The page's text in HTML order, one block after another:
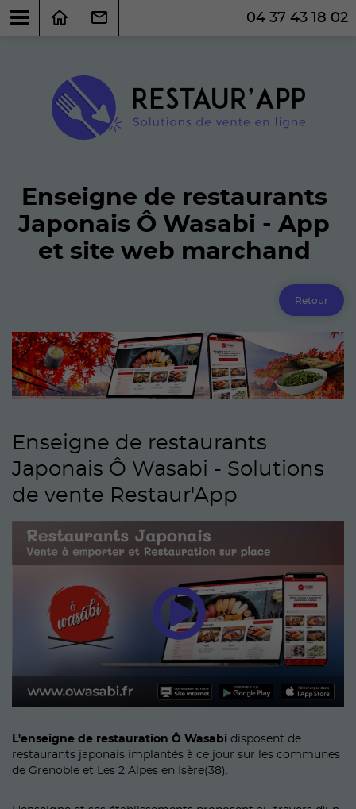
04 37 43 18 02
Enseigne de restaurants
Japonais Ô Wasabi - App
et site web marchand
Retour
Enseigne de restaurants
Japonais Ô Wasabi - Solutions
de vente Restaur'App
L'enseigne de restauration Ô Wasabi disposent de
restaurants japonais implantés à ce jour sur les communes
de Grenoble et Les 2 Alpes en Isère(38).